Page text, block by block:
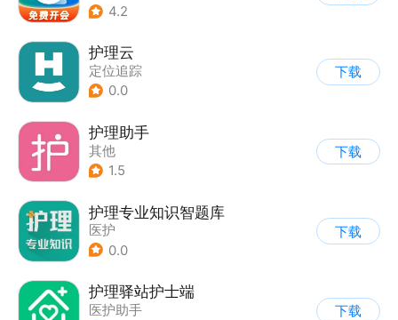
4.2
护理云
定位追踪
0.0
下载
护理助手
其他
1.5
下载
护理专业知识智题库
医护
0.0
下载
护理驿站护士端
医护助手
下载